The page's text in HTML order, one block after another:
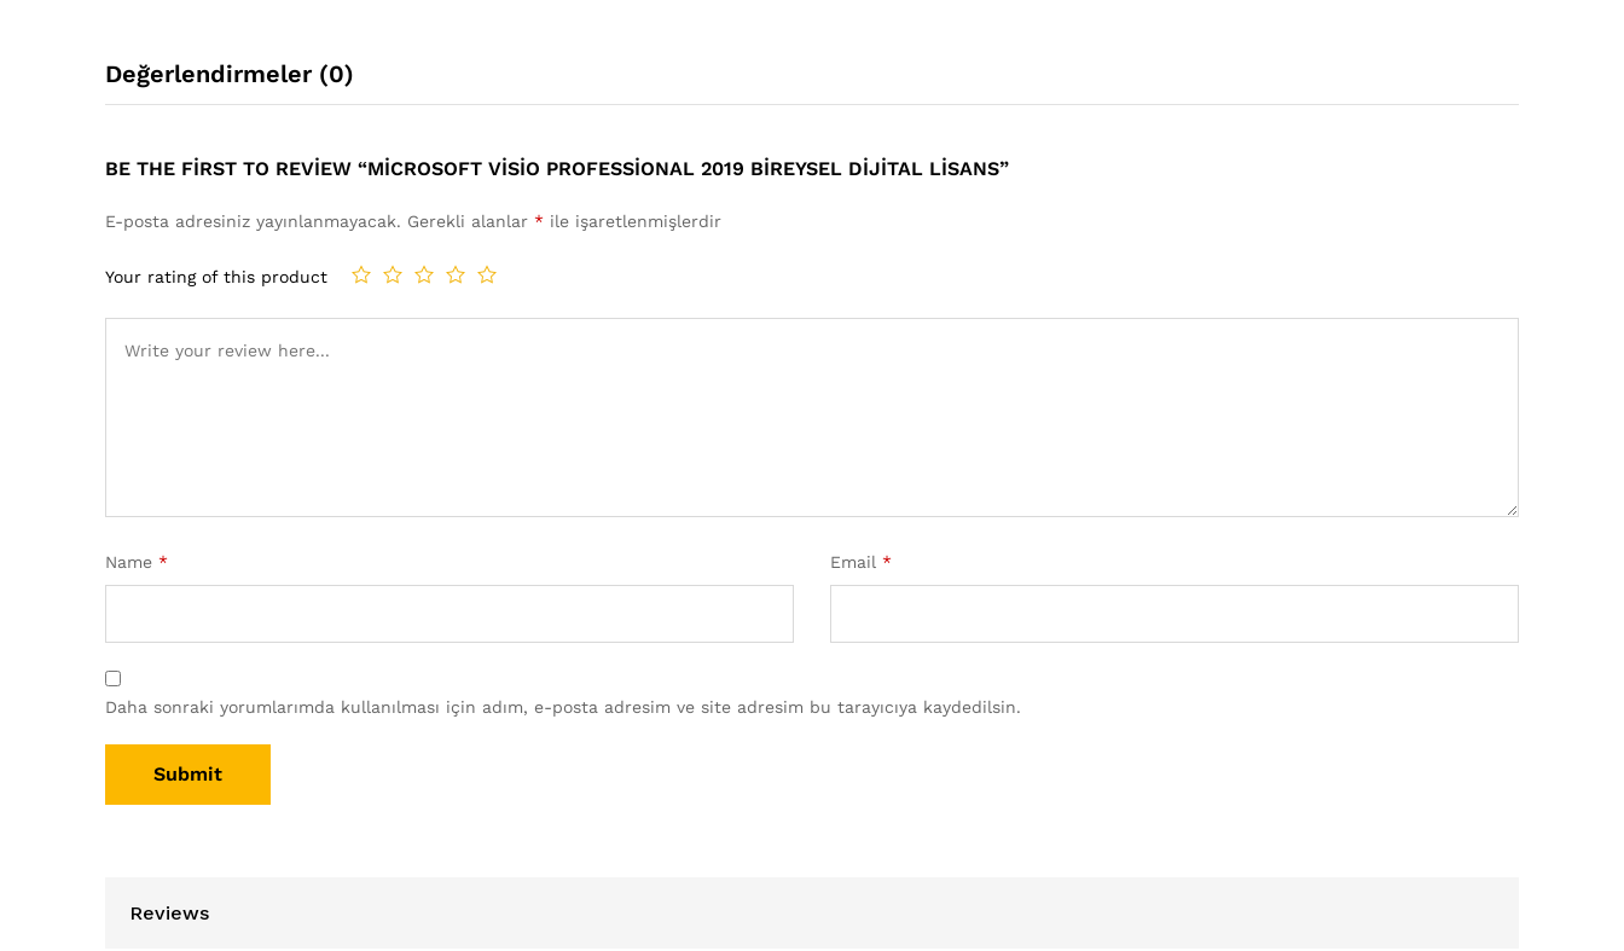
Değerlendirmeler (0)
BE THE FIRST TO REVIEW “MICROSOFT VISIO PROFESSIONAL 2019 BIREYSEL DIJITAL LISANS”
E-posta adresiniz yayınlanmayacak. Gerekli alanlar * ile işaretlenmişlerdir
Your rating of this product
Name * Email *
Daha sonraki yorumlarımda kullanılması için adım, e-posta adresim ve site adresim bu tarayıcıya kaydedilsin.
Reviews